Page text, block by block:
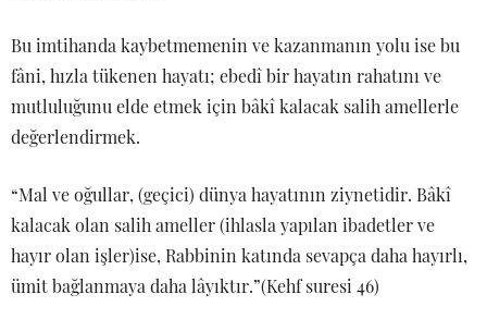
Bu imtihanda kaybetmemenin ve kazanmanın yolu ise bu
fâni, hızla tükenen hayatı; ebedî bir hayatın rahatını ve
mutluluğunu elde etmek için bâkî kalacak salih amellerle
değerlendirmek.
“Mal ve oğullar, (geçici) dünya hayatının ziynetidir. Bâkî
kalacak olan salih ameller (ihlasla yapılan ibadetler ve
hayır olan işler)ise, Rabbinin katında sevapça daha hayırlı,
ümit bağlanmaya daha lâyıktır.”(Kehf suresi 46)